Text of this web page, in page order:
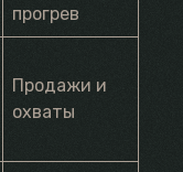
прогрев
Продажи и
охваты